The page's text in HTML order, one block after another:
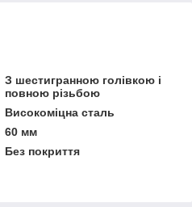
З шестигранною голівкою і
повною різьбою
Високоміцна сталь
60 мм
Без покриття